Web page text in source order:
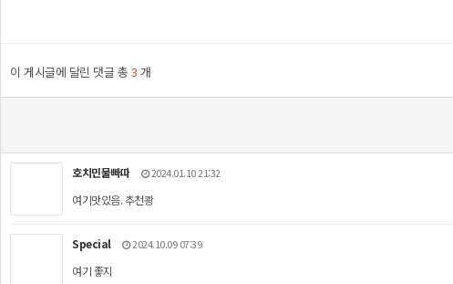
이 게시글에 달린 댓글 총 3 개
호치민물빠따 2024.01.10 21:32
여기맛있음. 추천쾅
Special 2024.10.09 07:39
여기 좋지